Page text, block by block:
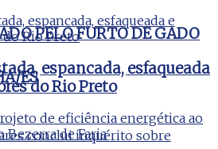
PELO FURTO DE GADO
ES espancada, esfaqueada
do Rio Preto